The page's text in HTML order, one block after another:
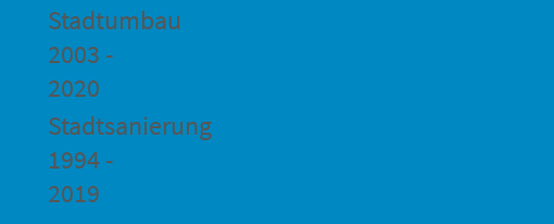
Stadtumbau
2003 -
2020
Stadtsanierung
1994 -
2019